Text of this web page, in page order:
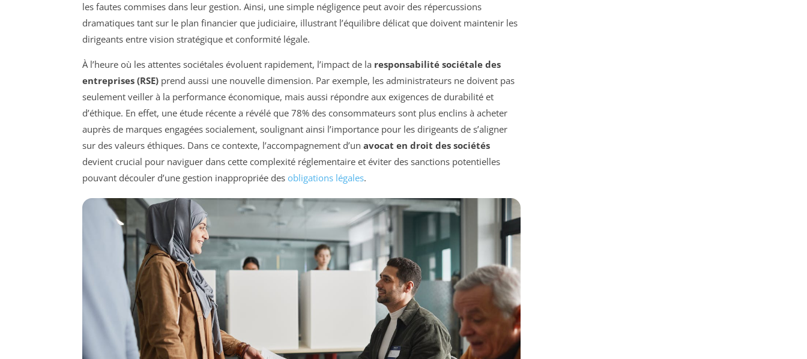
les fautes commises dans leur gestion. Ainsi, une simple négligence peut avoir des répercussions
dramatiques tant sur le plan financier que judiciaire, illustrant l’équilibre délicat que doivent maintenir les
dirigeants entre vision stratégique et conformité légale.
À l’heure où les attentes sociétales évoluent rapidement, l’impact de la responsabilité sociétale des
entreprises (RSE) prend aussi une nouvelle dimension. Par exemple, les administrateurs ne doivent pas
seulement veiller à la performance économique, mais aussi répondre aux exigences de durabilité et
d’éthique. En effet, une étude récente a révélé que 78% des consommateurs sont plus enclins à acheter
auprès de marques engagées socialement, soulignant ainsi l’importance pour les dirigeants de s’aligner
sur des valeurs éthiques. Dans ce contexte, l’accompagnement d’un avocat en droit des sociétés
devient crucial pour naviguer dans cette complexité réglementaire et éviter des sanctions potentielles
pouvant découler d’une gestion inappropriée des obligations légales.